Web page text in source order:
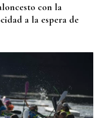
con la
a la espera de